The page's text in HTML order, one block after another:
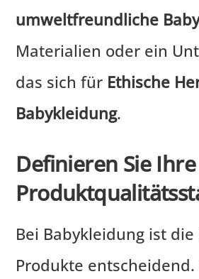
umweltfreundliche
Materialien oder ein
das sich für Ethische
Babykleidung.
Definieren Sie Ihre
Bei Babykleidung ist
Produkte entscheidend.